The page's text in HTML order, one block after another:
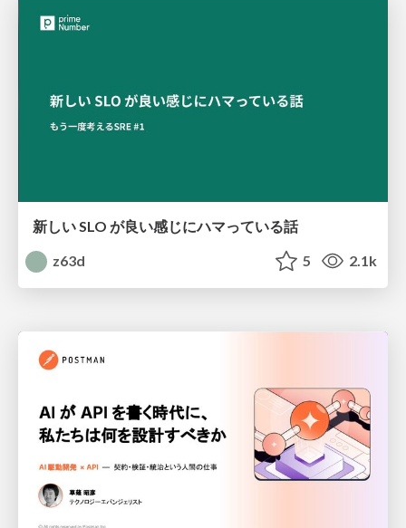
新しい SLO が良い感じにハマっている話
z63d
5 2.1k